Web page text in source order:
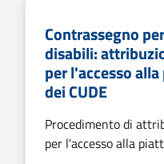
Contrassegno
disabili:
per l'accesso
dei CUDE
Procedimento di
per l'accesso alla